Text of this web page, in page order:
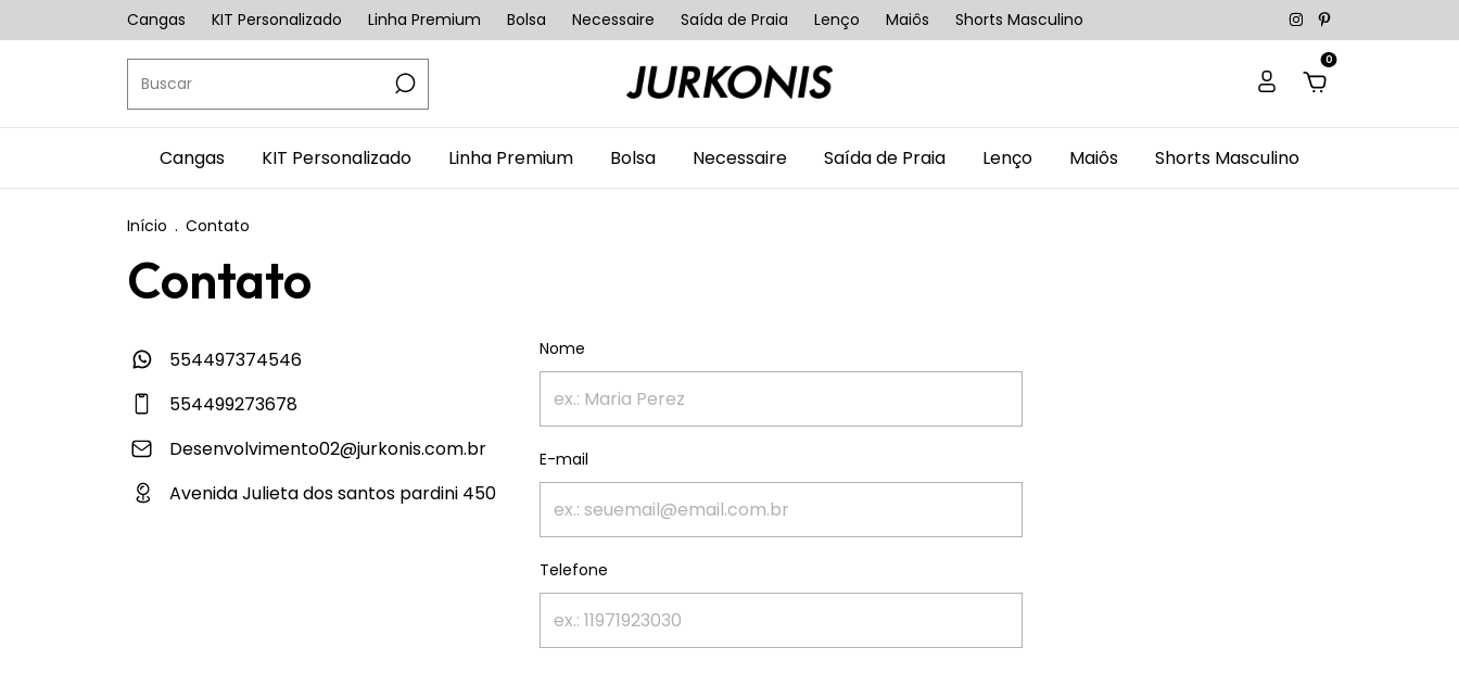
Cangas KIT Personalizado Linha Premium Bolsa Necessaire Saída de Praia Lenço Maiôs Shorts Masculino
0
Cangas KIT Personalizado Linha Premium Bolsa Necessaire Saída de Praia Lenço Maiôs Shorts Masculino
Início . Contato
Contato
554497374546
554499273678
Desenvolvimento02@jurkonis.com.br
Avenida Julieta dos santos pardini 450
Nome
E-mail
Telefone